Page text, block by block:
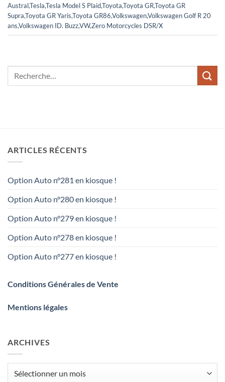
Austral,Tesla,Tesla Model S Plaid,Toyota,Toyota GR,Toyota GR
Supra,Toyota GR Yaris,Toyota GR86,Volkswagen,Volkswagen Golf R 20
ans,Volkswagen ID. Buzz,VW,Zero Motorcycles DSR/X
ARTICLES RÉCENTS
Option Auto n°281 en kiosque !
Option Auto n°280 en kiosque !
Option Auto n°279 en kiosque !
Option Auto n°278 en kiosque !
Option Auto n°277 en kiosque !
Conditions Générales de Vente
Mentions légales
ARCHIVES